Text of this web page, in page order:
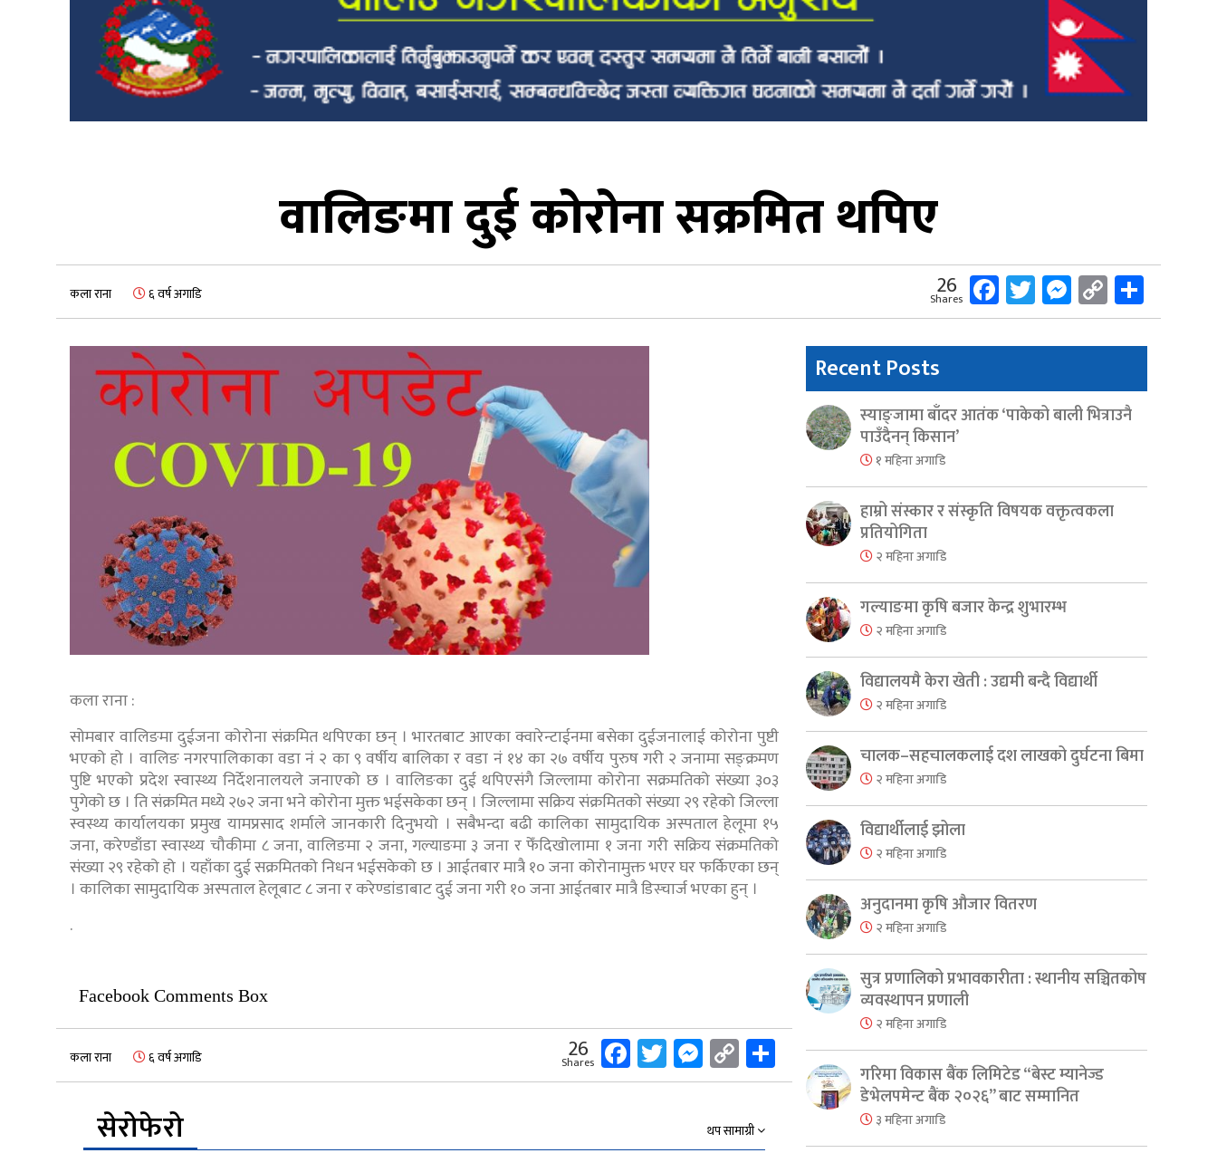
वालिङमा दुई कोरोना सक्रमित थपिए
कला राना ६ वर्ष अगाडि 26
Shares Facebook
Twitter
Messenger
Copy
Link
कला राना :
सोमबार वालिङमा दुईजना कोरोना संक्रमित थपिएका छन् । भारतबाट आएका क्वारेन्टाईनमा बसेका दुईजनालाई कोरोना पुष्टी
भएको हो । वालिङ नगरपालिकाका वडा नं २ का ९ वर्षीय बालिका र वडा नं १४ का २७ वर्षीय पुरुष गरी २ जनामा सङ्क्रमण
पुष्टि भएको प्रदेश स्वास्थ्य निर्देशनालयले जनाएको छ । वालिङका दुई थपिएसंगै जिल्लामा कोरोना सक्रमतिको संख्या ३०३
पुगेको छ । ति संक्रमित मध्ये २७२ जना भने कोरोना मुक्त भईसकेका छन् । जिल्लामा सक्रिय संक्रमितको संख्या २९ रहेको जिल्ला
स्वस्थ्य कार्यालयका प्रमुख यामप्रसाद शर्माले जानकारी दिनुभयो । सबैभन्दा बढी कालिका सामुदायिक अस्पताल हेलूमा १५
जना, करेण्डाँडा स्वास्थ्य चौकीमा ८ जना, वालिङमा २ जना, गल्याङमा ३ जना र फेँदिखोलामा १ जना गरी सक्रिय संक्रमतिको
संख्या २९ रहेको हो । यहाँका दुई सक्रमितको निधन भईसकेको छ । आईतबार मात्रै १० जना कोरोनामुक्त भएर घर फर्किएका छन्
। कालिका सामुदायिक अस्पताल हेलूबाट ८ जना र करेण्डांडाबाट दुई जना गरी १० जना आईतबार मात्रै डिस्चार्ज भएका हुन् ।
.
Facebook Comments Box
कला राना ६ वर्ष अगाडि 26
Shares Facebook
Twitter
Messenger
Copy
Link
Share
सेरोफेरो
थप सामाग्री
Recent Posts
स्याङ्जामा बाँदर आतंक ‘पाकेको बाली भित्राउनै
पाउँदैनन् किसान’
१ महिना अगाडि
हाम्रो संस्कार र संस्कृति विषयक वक्तृत्वकला
प्रतियोगिता
२ महिना अगाडि
गल्याङमा कृषि बजार केन्द्र शुभारम्भ
२ महिना अगाडि
विद्यालयमै केरा खेती : उद्यमी बन्दै विद्यार्थी
२ महिना अगाडि
चालक–सहचालकलाई दश लाखको दुर्घटना बिमा
२ महिना अगाडि
विद्यार्थीलाई झोला
२ महिना अगाडि
अनुदानमा कृषि औजार वितरण
२ महिना अगाडि
सुत्र प्रणालिको प्रभावकारीता : स्थानीय सञ्चितकोष
व्यवस्थापन प्रणाली
२ महिना अगाडि
गरिमा विकास बैंक लिमिटेड “बेस्ट म्यानेज्ड
डेभेलपमेन्ट बैंक २०२६” बाट सम्मानित
३ महिना अगाडि